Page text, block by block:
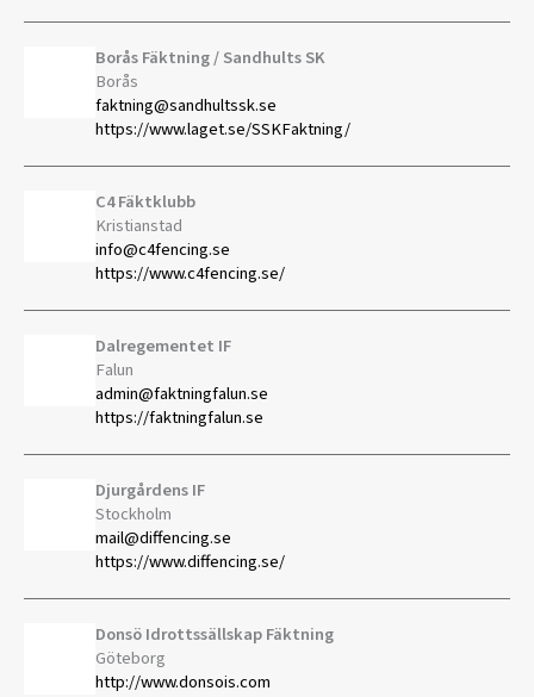
Borås Fäktning / Sandhults SK
Borås
faktning@sandhultssk.se
https://www.laget.se/SSKFaktning/
C4 Fäktklubb
Kristianstad
info@c4fencing.se
https://www.c4fencing.se/
Dalregementet IF
Falun
admin@faktningfalun.se
https://faktningfalun.se
Djurgårdens IF
Stockholm
mail@diffencing.se
https://www.diffencing.se/
Donsö Idrottssällskap Fäktning
Göteborg
http://www.donsois.com